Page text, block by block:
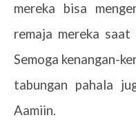
mereka bisa
remaja mereka saat
Semoga kenangan-
tabungan pahala
Aamiin.